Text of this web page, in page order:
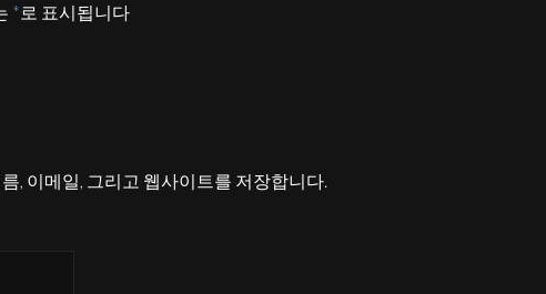
* 로 표시됩니다
, 이메일, 그리고 웹사이트를 저장합니다.